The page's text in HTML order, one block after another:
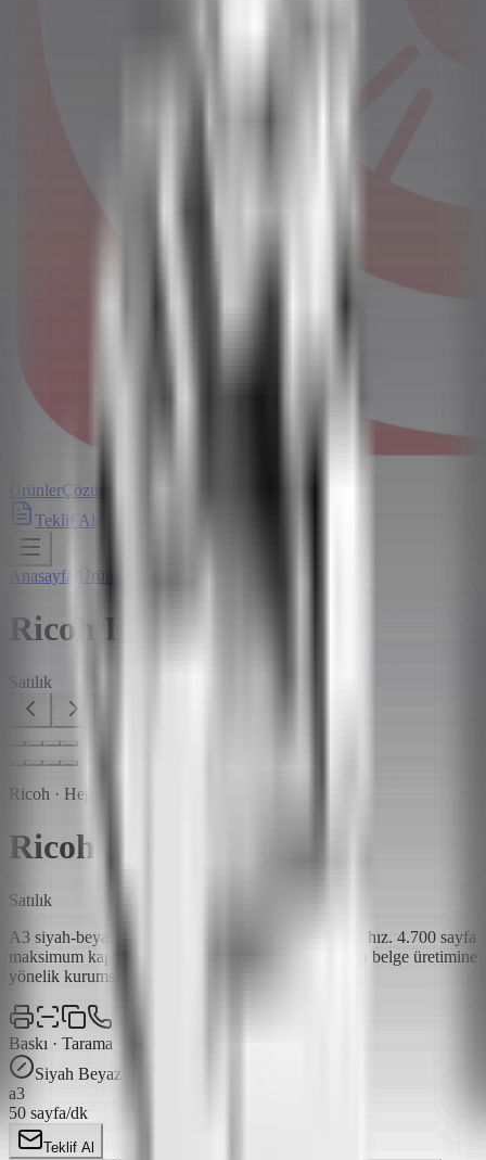
ÜrünlerÇözümler
Teklif Al
Anasayfa Ürünler
Ricoh IM 5000A
Satılık
Ricoh · Hepsi Bir Arada Yazıcılar
Ricoh IM 5000A
Satılık
A3 siyah-beyaz çok fonksiyonlu yazıcı, 50 sayfa/dk hız. 4.700 sayfa
maksimum kapasite, 240 ipm çift-yön tarama; yoğun belge üretimine
yönelik kurumsal model.
Baskı · Tarama · Kopya · Faks
Siyah Beyaz
a3
50 sayfa/dk
Teklif Al